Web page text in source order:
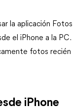
la aplicación Fotos
el iPhone a la PC.
fotos recién
iPhone